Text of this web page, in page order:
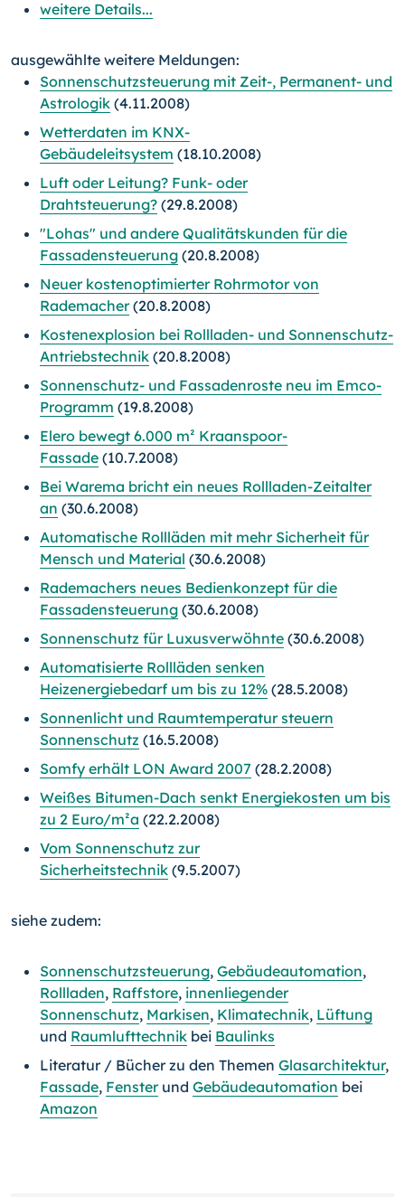
weitere Details...
ausgewählte weitere Meldungen:
Sonnenschutzsteuerung mit Zeit-, Permanent- und
Astrologik (4.11.2008)
Wetterdaten im KNX-
Gebäudeleitsystem (18.10.2008)
Luft oder Leitung? Funk- oder
Drahtsteuerung? (29.8.2008)
"Lohas" und andere Qualitätskunden für die
Fassadensteuerung (20.8.2008)
Neuer kostenoptimierter Rohrmotor von
Rademacher(20.8.2008)
Kostenexplosion bei Rollladen- und Sonnenschutz-
Antriebstechnik (20.8.2008)
Sonnenschutz- und Fassadenroste neu im Emco-
Programm (19.8.2008)
Elero bewegt 6.000 m² Kraanspoor-
Fassade (10.7.2008)
Bei Warema bricht ein neues Rollladen-Zeitalter
an (30.6.2008)
Automatische Rollläden mit mehr Sicherheit für
Mensch und Material (30.6.2008)
Rademachers neues Bedienkonzept für die
Fassadensteuerung (30.6.2008)
Sonnenschutz für Luxusverwöhnte (30.6.2008)
Automatisierte Rollläden senken
Heizenergiebedarf um bis zu 12% (28.5.2008)
Sonnenlicht und Raumtemperatur steuern
Sonnenschutz (16.5.2008)
Somfy erhält LON Award 2007 (28.2.2008)
Weißes Bitumen-Dach senkt Energiekosten um bis
zu 2 Euro/m²a (22.2.2008)
Vom Sonnenschutz zur
Sicherheitstechnik (9.5.2007)
siehe zudem:
Sonnenschutzsteuerung, Gebäudeautomation,
Rollladen, Raffstore, innenliegender
Sonnenschutz, Markisen, Klimatechnik, Lüftung
und Raumlufttechnik bei Baulinks
Literatur / Bücher zu den Themen Glasarchitektur,
Fassade, Fensterund Gebäudeautomation bei
Amazon